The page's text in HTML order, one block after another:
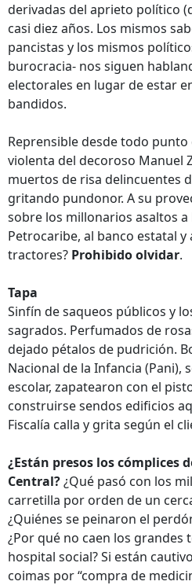
derivadas del aprieto político
casi diez años. Los mismos
pancistas y los mismos
burocracia- nos siguen
electorales en lugar de estar
bandidos.
Reprensible desde todo
violenta del decoroso Manuel
muertos de risa delincuentes
gritando pundonor. A su
sobre los millonarios asaltos
Petrocaribe, al banco estatal y
tractores? Prohibido olvidar.
Tapa
Sinfín de saqueos públicos y
sagrados. Perfumados de
dejado pétalos de pudrición.
Nacional de la Infancia (Pani),
escolar, zapatearon con el
construirse sendos edificios
Fiscalía calla y grita según el
¿Están presos los cómplices
Central?¿Qué pasó con los
carretilla por orden de un
¿Quiénes se peinaron el
¿Por qué no caen los grandes
hospital social? Si están
coimas por “compra de